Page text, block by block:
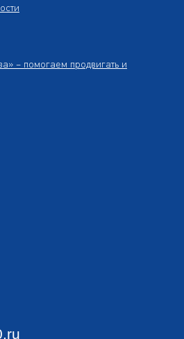
– помогаем продвигать и